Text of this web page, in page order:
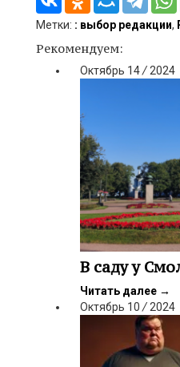
Метки: : выбор редакции,
Рекомендуем:
Октябрь 14/2024
В саду у
Читать далее →
Октябрь 10/2024